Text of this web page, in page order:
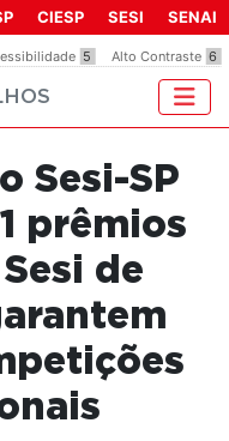
5 Alto Contraste 6
CIESP SESI SENAI
Sesi-SP
prêmios
de